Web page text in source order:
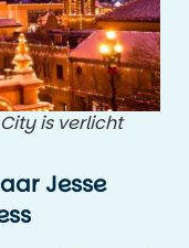
is verlicht
Jesse